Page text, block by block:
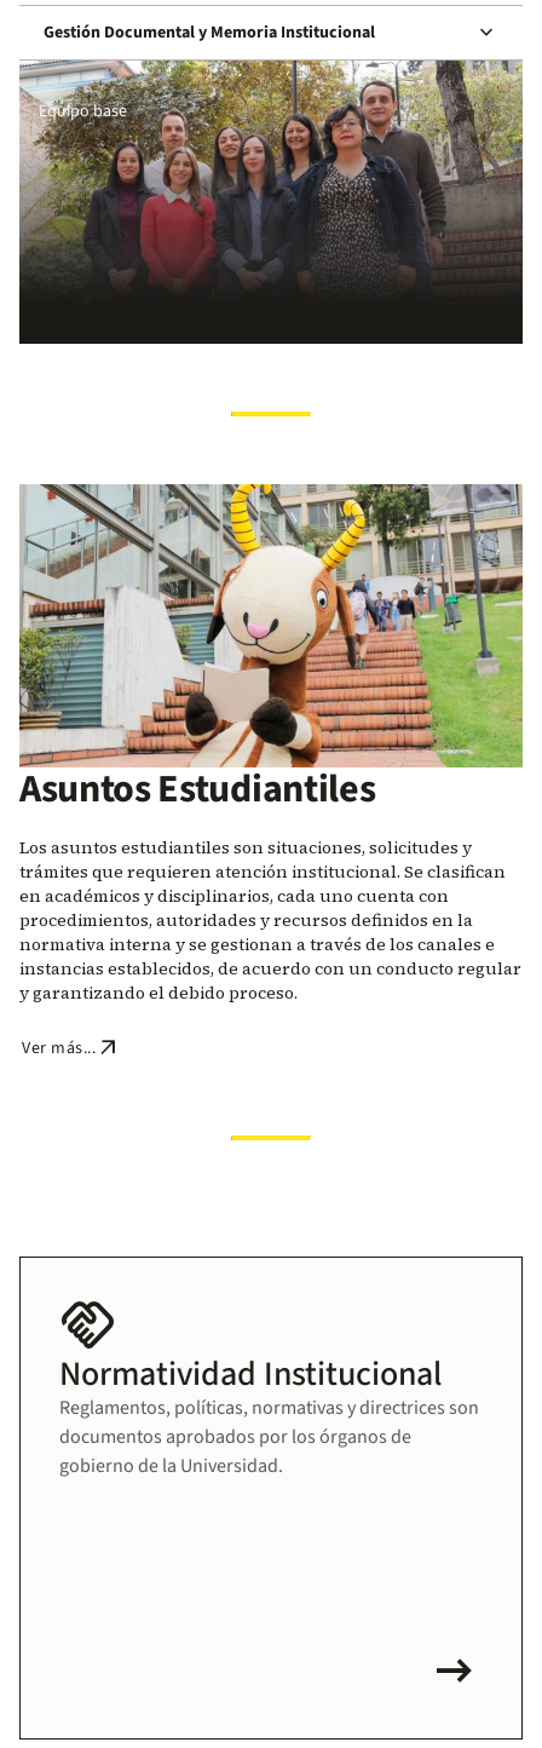
Gestión Documental y Memoria Institucional keyboard_arrow_down
Equipo base
Asuntos Estudiantiles
Los asuntos estudiantiles son situaciones, solicitudes y
trámites que requieren atención institucional. Se clasifican
en académicos y disciplinarios, cada uno cuenta con
procedimientos, autoridades y recursos definidos en la
normativa interna y se gestionan a través de los canales e
instancias establecidos, de acuerdo con un conducto regular
y garantizando el debido proceso.
Ver más... arrow_outward
handshake
Normatividad Institucional
Reglamentos, políticas, normativas y directrices son
documentos aprobados por los órganos de
gobierno de la Universidad.
arrow_right_alt